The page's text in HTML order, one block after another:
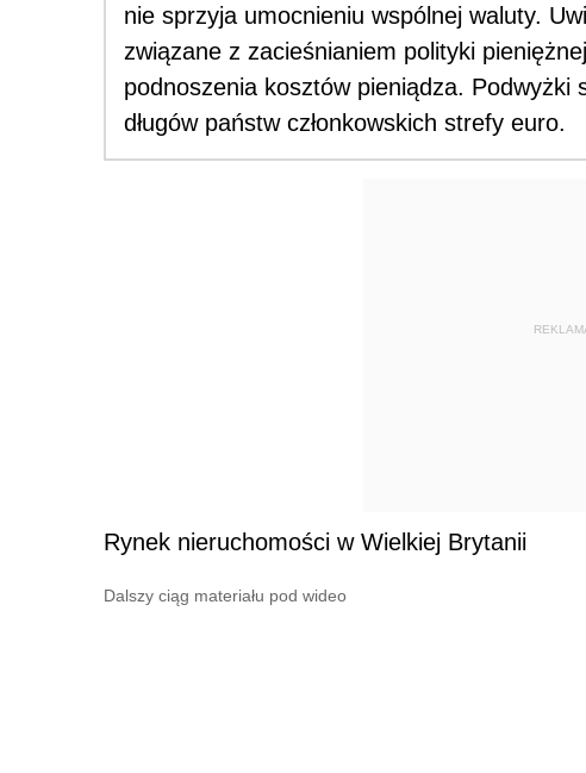
nie sprzyja umocnieniu wspólnej waluty.
związane z zacieśnianiem polityki
podnoszenia kosztów pieniądza. Podwyżki
długów państw członkowskich strefy euro.
Rynek nieruchomości w Wielkiej Brytanii
Dalszy ciąg materiału pod wideo